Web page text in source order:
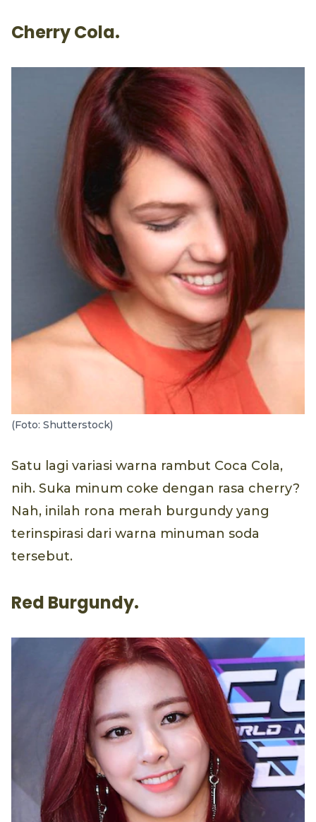
Cherry Cola.
(Foto: Shutterstock)
Satu lagi variasi warna rambut Coca Cola,
nih. Suka minum coke dengan rasa cherry?
Nah, inilah rona merah burgundy yang
terinspirasi dari warna minuman soda
tersebut.
Red Burgundy.